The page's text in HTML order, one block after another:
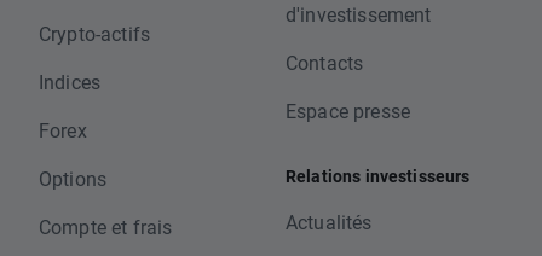
Crypto-actifs
Indices
Forex
Options
Compte et frais
d'investissement
Contacts
Espace presse
Relations investisseurs
Actualités